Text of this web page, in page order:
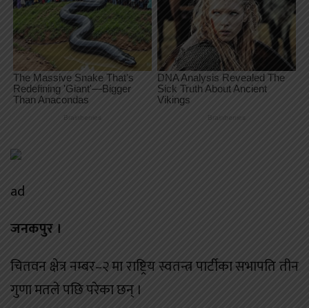
ad
जनकपुर ।
चितवन क्षेत्र नम्बर–२ मा राष्ट्रिय स्वतन्त्र पार्टीका सभापति तीन
गुणा मतले पछि परेका छन् ।